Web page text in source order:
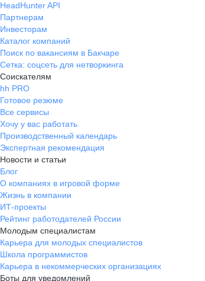
HeadHunter API
Партнерам
Инвесторам
Каталог компаний
Поиск по вакансиям в Бакчаре
Сетка: соцсеть для нетворкинга
Соискателям
hh PRO
Готовое резюме
Все сервисы
Хочу у вас работать
Производственный календарь
Экспертная рекомендация
Новости и статьи
Блог
О компаниях в игровой форме
Жизнь в компании
ИТ-проекты
Рейтинг работодателей России
Молодым специалистам
Карьера для молодых специалистов
Школа программистов
Карьера в некоммерческих организациях
Боты для уведомлений